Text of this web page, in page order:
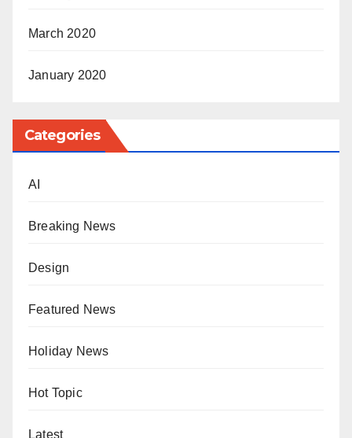
March 2020
January 2020
Categories
AI
Breaking News
Design
Featured News
Holiday News
Hot Topic
Latest